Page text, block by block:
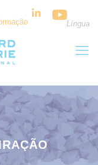
Língua